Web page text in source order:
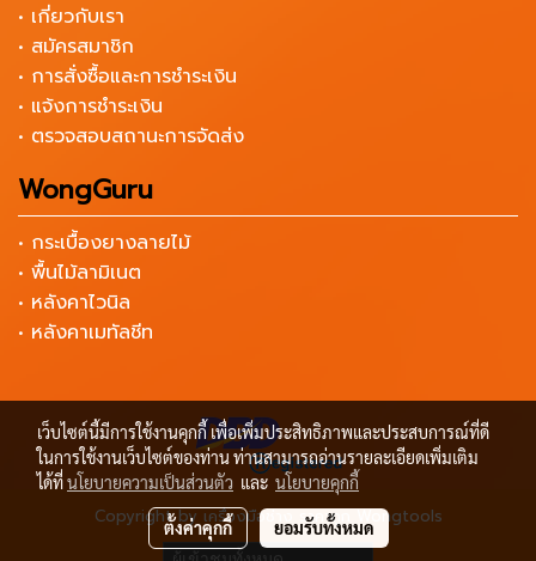
• เกี่ยวกับเรา
• สมัครสมาชิก
• การสั่งซื้อและการชำระเงิน
• แจ้งการชำระเงิน
• ตรวจสอบสถานะการจัดส่ง
WongGuru
• กระเบื้องยางลายไม้
• พื้นไม้ลามิเนต
• หลังคาไวนิล
• หลังคาเมทัลชีท
Copyright by เครื่องมือช่าง ราคาถูก Wongtools
เว็บไซต์นี้มีการใช้งานคุกกี้ เพื่อเพิ่มประสิทธิภาพและประสบการณ์ที่ดี
ในการใช้งานเว็บไซต์ของท่าน ท่านสามารถอ่านรายละเอียดเพิ่มเติม
ได้ที่นโยบายความเป็นส่วนตัว และ นโยบายคุกกี้
ตั้งค่าคุกกี้ ยอมรับทั้งหมด